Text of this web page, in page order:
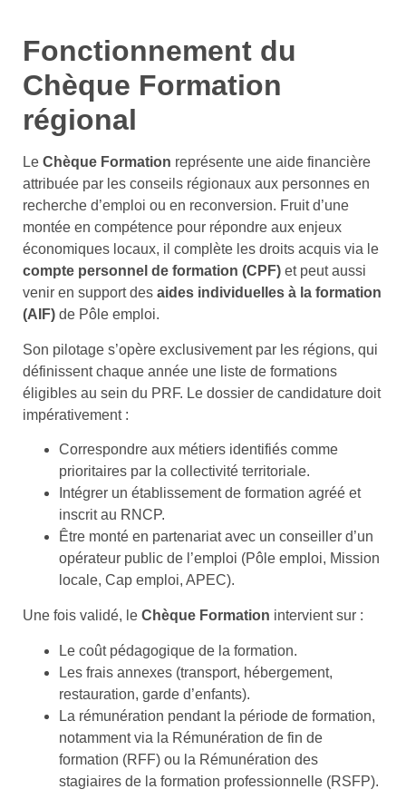
Fonctionnement du
Chèque Formation
régional
Le Chèque Formation représente une aide financière
attribuée par les conseils régionaux aux personnes en
recherche d’emploi ou en reconversion. Fruit d’une
montée en compétence pour répondre aux enjeux
économiques locaux, il complète les droits acquis via le
compte personnel de formation (CPF) et peut aussi
venir en support des aides individuelles à la formation
(AIF) de Pôle emploi.
Son pilotage s’opère exclusivement par les régions, qui
définissent chaque année une liste de formations
éligibles au sein du PRF. Le dossier de candidature doit
impérativement :
Correspondre aux métiers identifiés comme
prioritaires par la collectivité territoriale.
Intégrer un établissement de formation agréé et
inscrit au RNCP.
Être monté en partenariat avec un conseiller d’un
opérateur public de l’emploi (Pôle emploi, Mission
locale, Cap emploi, APEC).
Une fois validé, le Chèque Formation intervient sur :
Le coût pédagogique de la formation.
Les frais annexes (transport, hébergement,
restauration, garde d’enfants).
La rémunération pendant la période de formation,
notamment via la Rémunération de fin de
formation (RFF) ou la Rémunération des
stagiaires de la formation professionnelle (RSFP).